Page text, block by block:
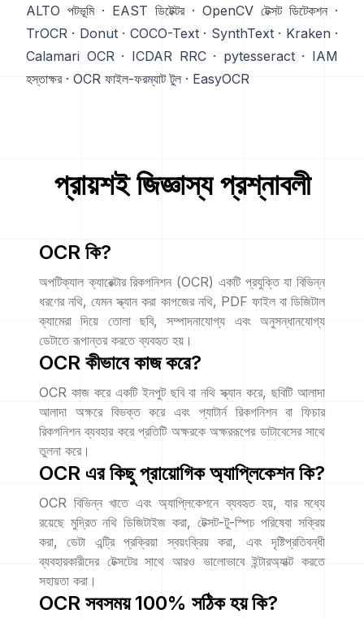
ALTO পটভূমি· EAST ডিটেক্টর· OpenCV টেক্সট ডিটেকশন ·
TrOCR · Donut· COCO-Text· SynthText· Kraken ·
Calamari OCR· ICDAR RRC· pytesseract· IAM
হস্তাক্ষর· OCR ফাইল-ফরম্যাট টুল· EasyOCR
প্রায়শই জিজ্ঞাস্য প্রশ্নাবলী
OCR কি?
অপটিক্যাল ক্যারেক্টার রিকগনিশন (OCR) একটি প্রযুক্তি যা বিভিন্ন
ধরণের নথি, যেমন স্ক্যান করা কাগজের নথি, PDF ফাইল বা ডিজিটাল
ক্যামেরা দিয়ে তোলা ছবি, সম্পাদনাযোগ্য এবং অনুসন্ধানযোগ্য
ডেটাতে রূপান্তর করতে ব্যবহৃত হয়।
OCR কীভাবে কাজ করে?
OCR কাজ করে একটি ইনপুট ছবি বা নথি স্ক্যান করে, ছবিটি আলাদা
আলাদা অক্ষরে বিভক্ত করে এবং প্যাটার্ন রিকগনিশন বা ফিচার
রিকগনিশন ব্যবহার করে প্রতিটি অক্ষরকে অক্ষররূপের ডাটাবেসের সাথে
তুলনা করে।
OCR এর কিছু প্রায়োগিক অ্যাপ্লিকেশন কি?
OCR বিভিন্ন খাতে এবং অ্যাপ্লিকেশনে ব্যবহৃত হয়, যার মধ্যে
রয়েছে মুদ্রিত নথি ডিজিটাইজ করা, টেক্সট-টু-স্পিচ পরিষেবা সক্রিয়
করা, ডেটা এন্ট্রি প্রক্রিয়া স্বয়ংক্রিয় করা, এবং দৃষ্টিপ্রতিবন্ধী
ব্যবহারকারীদের টেক্সটের সাথে আরও ভালোভাবে ইন্টারঅ্যাক্ট করতে
সহায়তা করা।
OCR সবসময় 100% সঠিক হয় কি?